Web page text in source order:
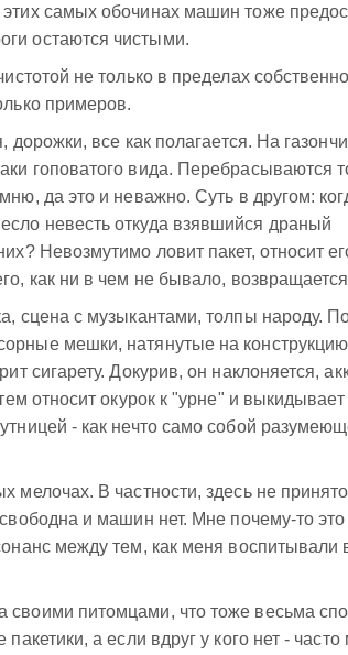
самых обочинах машин тоже
остаются чистыми.
не только в пределах
примеров.
все как полагается. На
гоповатого вида. Перебрасываются
да это и неважно. Суть в другом:
невесть откуда взявшийся драный
Невозмутимо ловит пакет, относит
как ни в чем не бывало, возвращается
сцена с музыкантами, толпы народу.
мешки, натянутые на
сигарету. Докурив, он наклоняется,
относит окурок к "урне" и выкидывает
- как нечто само собой
мелочах. В частности, здесь не
и машин нет. Мне почему-то
между тем, как меня воспитывали
питомцами, что тоже весьма
а если вдруг у кого нет -